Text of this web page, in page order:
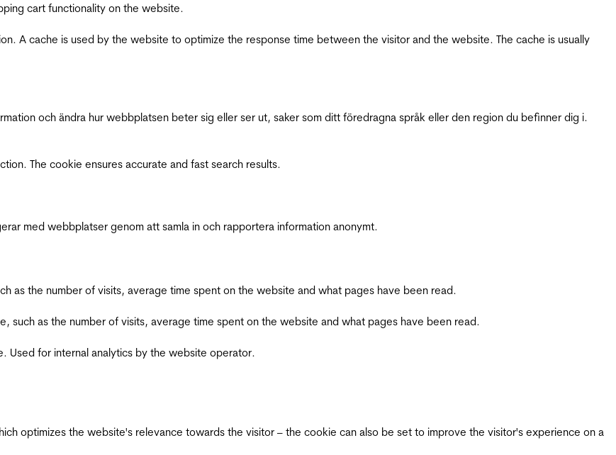
cart functionality on the website.
A cache is used by the website to optimize the response time between the visitor and the website. The cache is usually
och ändra hur webbplatsen beter sig eller ser ut, saker som ditt föredragna språk eller den region du befinner dig i.
The cookie ensures accurate and fast search results.
med webbplatser genom att samla in och rapportera information anonymt.
as the number of visits, average time spent on the website and what pages have been read.
such as the number of visits, average time spent on the website and what pages have been read.
Used for internal analytics by the website operator.
optimizes the website's relevance towards the visitor – the cookie can also be set to improve the visitor's experience on a